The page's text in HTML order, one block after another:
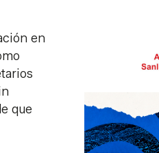
en
que